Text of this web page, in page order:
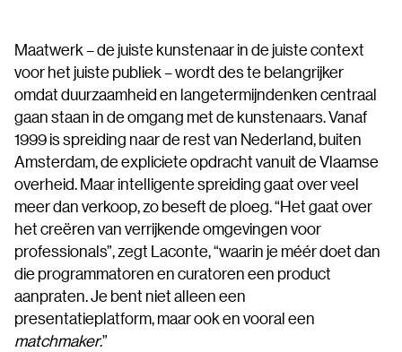
Maatwerk – de juiste kunstenaar in de juiste context
voor het juiste publiek – wordt des te belangrijker
omdat duurzaamheid en langetermijndenken centraal
gaan staan in de omgang met de kunstenaars. Vanaf
1999 is spreiding naar de rest van Nederland, buiten
Amsterdam, de expliciete opdracht vanuit de Vlaamse
overheid. Maar intelligente spreiding gaat over veel
meer dan verkoop, zo beseft de ploeg. “Het gaat over
het creëren van verrijkende omgevingen voor
professionals”, zegt Laconte, “waarin je méér doet dan
die programmatoren en curatoren een product
aanpraten. Je bent niet alleen een
presentatieplatform, maar ook en vooral een
matchmaker.”